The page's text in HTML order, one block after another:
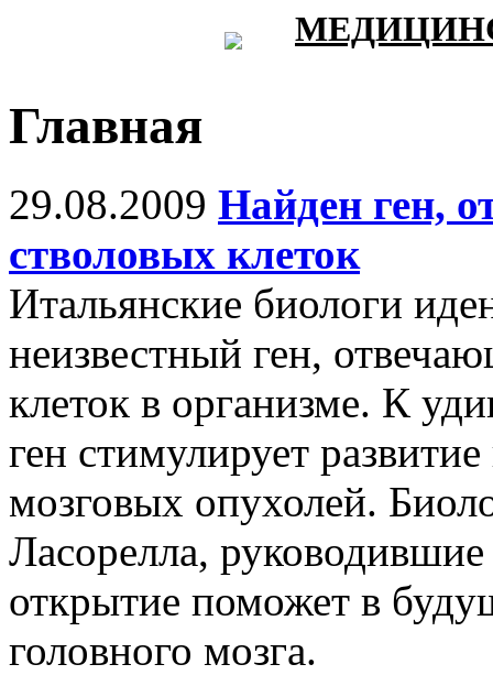
Главная
29.08.2009 Найден ген,
стволовых клеток
Итальянские биологи
неизвестный ген,
клеток в организме. К
ген стимулирует
мозговых опухолей.
Ласорелла,
открытие поможет в
головного мозга.